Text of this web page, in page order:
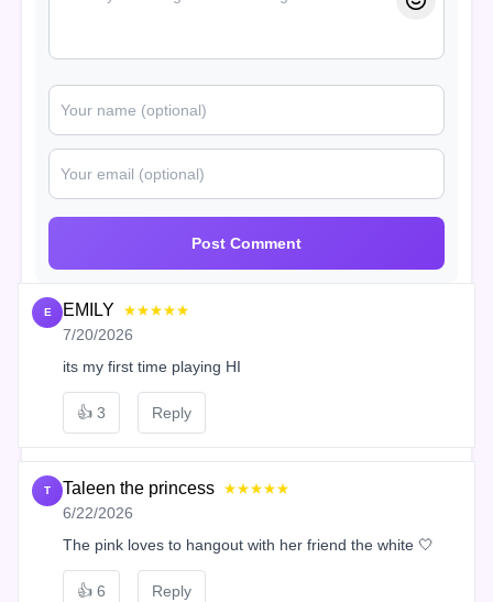
Post Comment
E EMILY ★★★★★
7/20/2026
its my first time playing HI
👍 3 Reply
T Taleen the princess ★★★★★
6/22/2026
The pink loves to hangout with her friend the white 🤍
👍 6 Reply